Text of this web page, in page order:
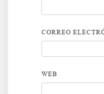
CORREO
WEB